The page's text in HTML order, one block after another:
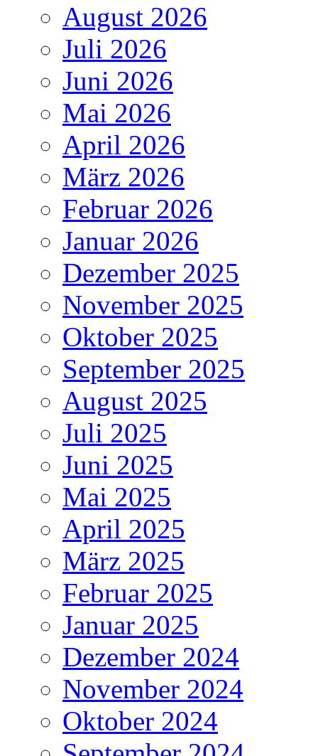
August 2026
Juli 2026
Juni 2026
Mai 2026
April 2026
März 2026
Februar 2026
Januar 2026
Dezember 2025
November 2025
Oktober 2025
September 2025
August 2025
Juli 2025
Juni 2025
Mai 2025
April 2025
März 2025
Februar 2025
Januar 2025
Dezember 2024
November 2024
Oktober 2024